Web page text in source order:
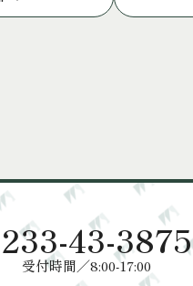
43-3875
受付時間／8:00-17:00